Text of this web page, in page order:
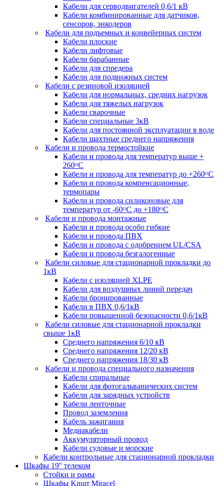
Кабели для серводвигателей 0,6/1 кВ
Кабели комбинированные для датчиков,
cенсоров, энкодеров
Кабели для подъемных и конвейерных систем
Кабели плоские
Кабели лифтовые
Кабели барабанные
Кабели для спредера
Кабели для подвижных систем
Кабели с резиновой изоляцией
Кабели для нормальных, средних нагрузок
Кабели для тяжелых нагрузок
Кабели сварочные
Кабели специальные 3кВ
Кабели для постоянной эксплуатации в воде
Кабели шахтные среднего напряжения
Кабели и провода термостойкие
Кабели и провода для температур выше +
260ᴼС
Кабели и провода для температур до +260ᴼС
Кабели и провода компенсационные,
термопары
Кабели и провода силиконовые для
температур от -60ᴼC до +180ᴼС
Кабели и провода монтажные
Кабели и провода особо гибкие
Кабели и провода ПВХ
Кабели и провода с одобрением UL/CSA
Кабели и провода безгалогенные
Кабели силовые для стационарной прокладки до
1кВ
Кабели c изоляцией XLPE
Кабели для воздушных линий передач
Кабели бронированные
Кабели в ПВХ 0,6/1кВ
Кабели повышенной безопасности 0,6/1кВ
Кабели силовые для стационарной прокладки
свыше 1кВ
Среднего напряжения 6/10 кВ
Среднего напряжения 12/20 кВ
Среднего напряжения 18/30 кВ
Кабели и провода специального назначения
Кабели спиральные
Кабели для фотогальванических систем
Кабели для зарядных устройств
Кабели ленточные
Провод заземления
Кабель зажигания
Медиакабели
Аккумуляторный провод
Кабели судовые и морские
Кабели контрольные для стационарной прокладки
Шкафы 19'' телеком
Стойки и рамы
Шкафы Knurr Miracel